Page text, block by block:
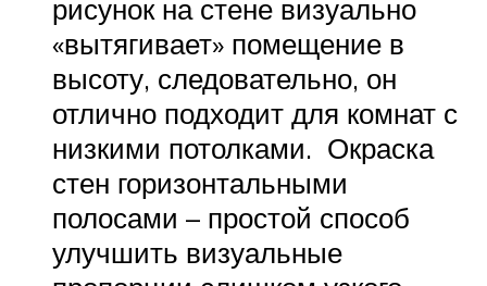
рисунок на стене визуально
«вытягивает» помещение в
высоту, следовательно, он
отлично подходит для комнат с
низкими потолками. Окраска
стен горизонтальными
полосами – простой способ
улучшить визуальные